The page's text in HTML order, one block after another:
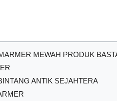
MEWAH PRODUK
ANTIK SEJAHTERA